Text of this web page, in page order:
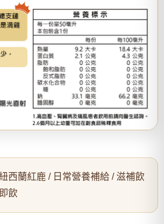
西蘭紅鹿 / 日常營養補給 / 滋補飲
飲